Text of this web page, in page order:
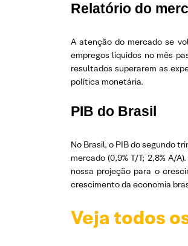
Relatório do
A atenção do mercado se
empregos líquidos no mês
resultados superarem as
política monetária.
PIB do Brasil
No Brasil, o PIB do segundo
mercado (0,9% T/T; 2,8% A/
nossa projeção para o
crescimento da economia
Veja todos